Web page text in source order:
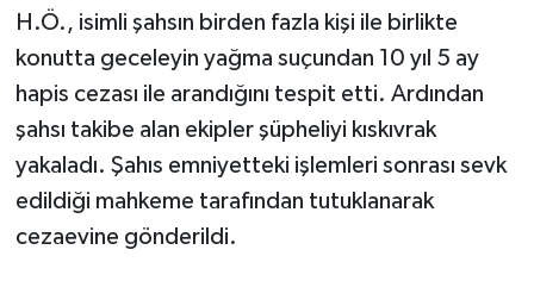
H.Ö., isimli şahsın birden fazla kişi ile birlikte
konutta geceleyin yağma suçundan 10 yıl 5 ay
hapis cezası ile arandığını tespit etti. Ardından
şahsı takibe alan ekipler şüpheliyi kıskıvrak
yakaladı. Şahıs emniyetteki işlemleri sonrası sevk
edildiği mahkeme tarafından tutuklanarak
cezaevine gönderildi.